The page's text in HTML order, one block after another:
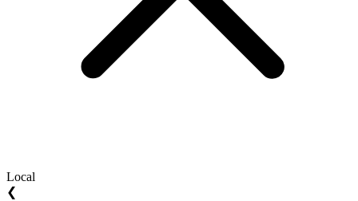
Local
❮